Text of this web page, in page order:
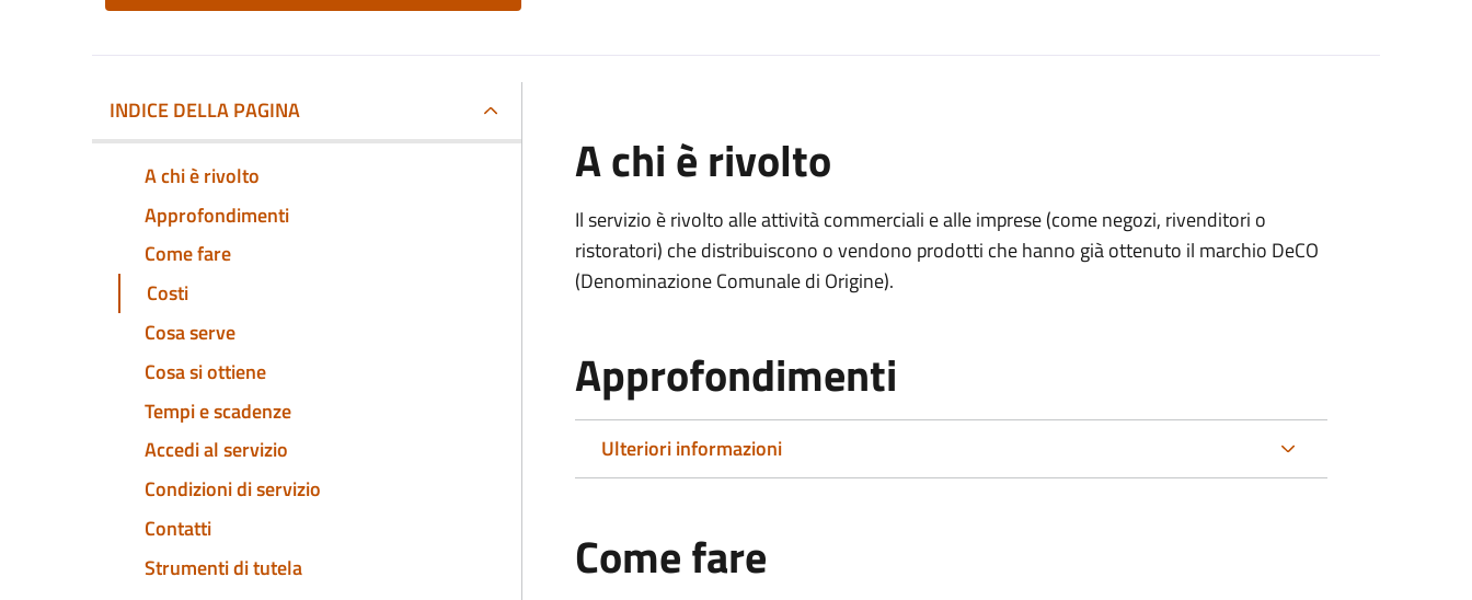
INDICE DELLA PAGINA
A chi è rivolto
Approfondimenti
Come fare
Costi
Cosa serve
Cosa si ottiene
Tempi e scadenze
Accedi al servizio
Condizioni di servizio
Contatti
Strumenti di tutela
A chi è rivolto
Il servizio è rivolto alle attività commerciali e alle imprese (come negozi, rivenditori o
ristoratori) che distribuiscono o vendono prodotti che hanno già ottenuto il marchio DeCO
(Denominazione Comunale di Origine).
Approfondimenti
Ulteriori informazioni
Come fare